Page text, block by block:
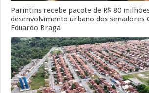
Parintins recebe pacote de R$ 80
desenvolvimento urbano dos senadores
Eduardo Braga